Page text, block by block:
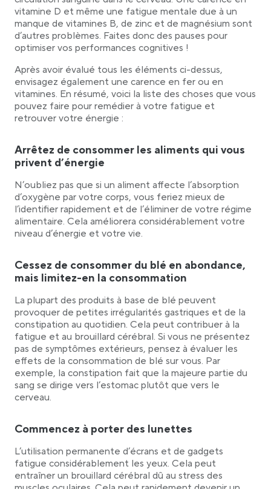
vitamine D et même une fatigue mentale due à un
manque de vitamines B, de zinc et de magnésium sont
d’autres problèmes. Faites donc des pauses pour
optimiser vos performances cognitives !
Après avoir évalué tous les éléments ci-dessus,
envisagez également une carence en fer ou en
vitamines. En résumé, voici la liste des choses que vous
pouvez faire pour remédier à votre fatigue et
retrouver votre énergie :
Arrêtez de consommer les aliments qui vous
privent d’énergie
N’oubliez pas que si un aliment affecte l’absorption
d’oxygène par votre corps, vous feriez mieux de
l’identifier rapidement et de l’éliminer de votre régime
alimentaire. Cela améliorera considérablement votre
niveau d’énergie et votre vie.
Cessez de consommer du blé en abondance,
mais limitez-en la consommation
La plupart des produits à base de blé peuvent
provoquer de petites irrégularités gastriques et de la
constipation au quotidien. Cela peut contribuer à la
fatigue et au brouillard cérébral. Si vous ne présentez
pas de symptômes extérieurs, pensez à évaluer les
effets de la consommation de blé sur vous. Par
exemple, la constipation fait que la majeure partie du
sang se dirige vers l’estomac plutôt que vers le
cerveau.
Commencez à porter des lunettes
L’utilisation permanente d’écrans et de gadgets
fatigue considérablement les yeux. Cela peut
entraîner un brouillard cérébral dû au stress des